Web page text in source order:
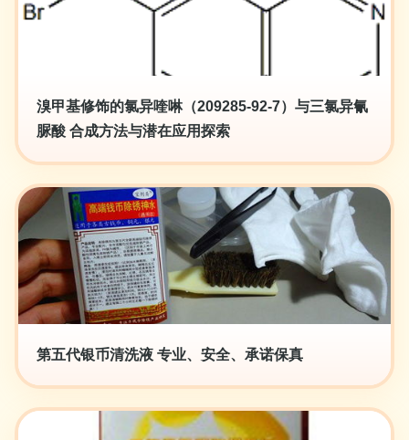
溴甲基修饰的氯异喹啉（209285-92-7）与三氯异氰
脲酸 合成方法与潜在应用探索
第五代银币清洗液 专业、安全、承诺保真